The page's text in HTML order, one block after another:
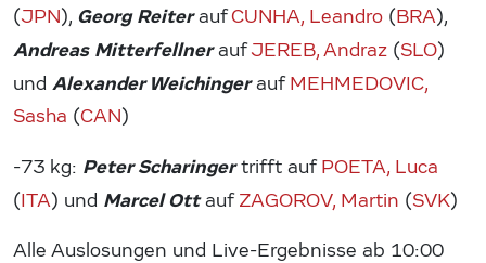
(JPN), Georg ReiteraufCUNHA, Leandro (BRA),
Andreas MitterfellneraufJEREB, Andraz (SLO)
und Alexander WeichingeraufMEHMEDOVIC,
Sasha (CAN)
-73 kg: Peter Scharingertrifft aufPOETA, Luca
(ITA) und Marcel OttaufZAGOROV, Martin (SVK)
Alle Auslosungen und Live-Ergebnisse ab 10:00